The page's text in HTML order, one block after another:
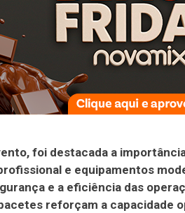
foi destacada a
e equipamentos
e a eficiência das
reforçam a capacidade